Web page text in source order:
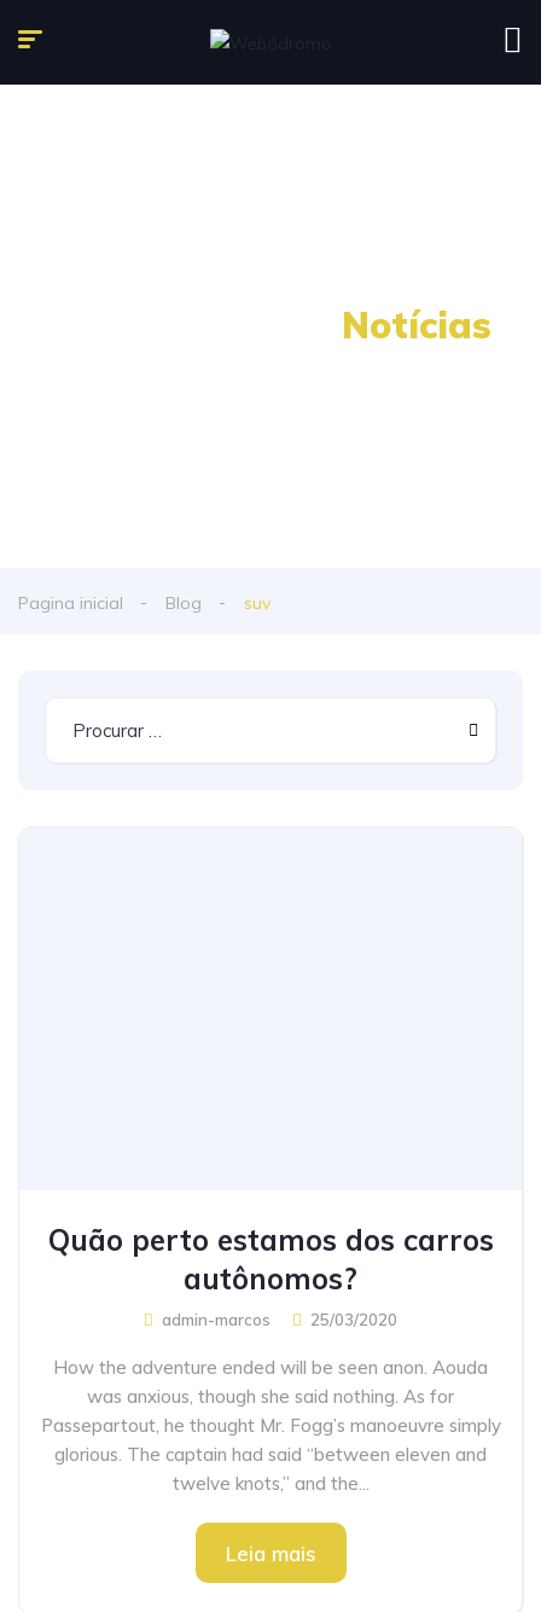
Notícias
Pagina inicial Blog suv
Quão perto estamos dos carros
autônomos?
admin-marcos 25/03/2020
How the adventure ended will be seen anon. Aouda
was anxious, though she said nothing. As for
Passepartout, he thought Mr. Fogg’s manoeuvre simply
glorious. The captain had said “between eleven and
twelve knots,” and the...
Leia mais